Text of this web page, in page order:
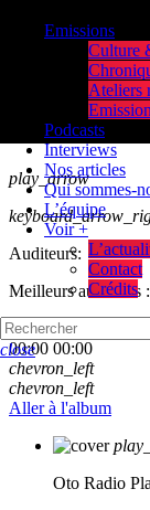
play_arrow
Auditeurs:
Meilleurs auditeurs :
skip_previous
00:00 00:00
chevron_left
chevron_left
Aller à l'album
Oto Radio
Emissions
Culture
Ateliers
Podcasts
Interviews
Nos articles
Qui sommes-
L’équipe
Voir +
Contact
Crédits
close